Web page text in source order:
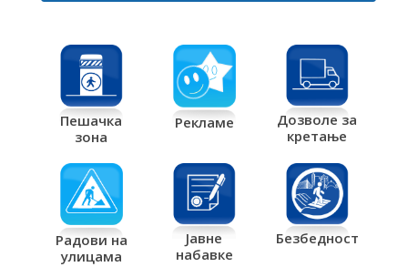
Пешачка
зона
Рекламе
Дозволе за
кретање
Радови на
улицама
Јавне
набавке
Безбедност